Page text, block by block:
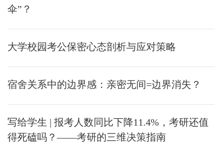
伞”？
大学校园考公保密心态剖析与应对策略
宿舍关系中的边界感：亲密无间=边界消失？
写给学生 | 报考人数同比下降11.4%，考研还值
得死磕吗？——考研的三维决策指南